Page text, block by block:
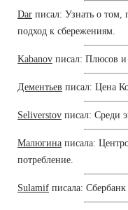
Dar писал: Узнать о
подход к сбережениям.
Kabanov писал: Плюсов и
Дементьев писал: Цена
Seliverstov писал: Среди
Малюгина писала:
потребление.
Sulamif писала: Сбербанк